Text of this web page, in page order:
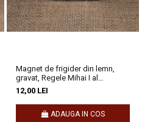
Magnet de frigider din lemn,
gravat, Regele Mihai I al
Romaniei
12,00 LEI
ADAUGA IN COS